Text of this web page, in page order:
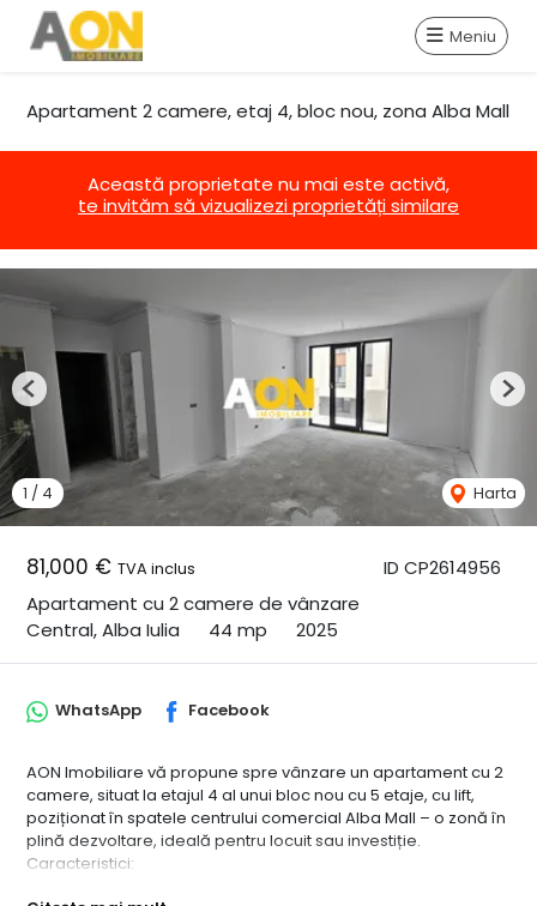
Meniu
Apartament 2 camere, etaj 4, bloc nou, zona Alba Mall
Această proprietate nu mai este activă,
te invităm să vizualizezi proprietăți similare
ID CP2614956
81,000 € TVA inclus
Apartament cu 2 camere de vânzare
Central, Alba Iulia
44 mp 2025
1 / 4 Harta
Previous
WhatsApp Facebook
AON Imobiliare vă propune spre vânzare un apartament cu 2
camere, situat la etajul 4 al unui bloc nou cu 5 etaje, cu lift,
poziționat în spatele centrului comercial Alba Mall – o zonă în
plină dezvoltare, ideală pentru locuit sau investiție.
Caracteristici: